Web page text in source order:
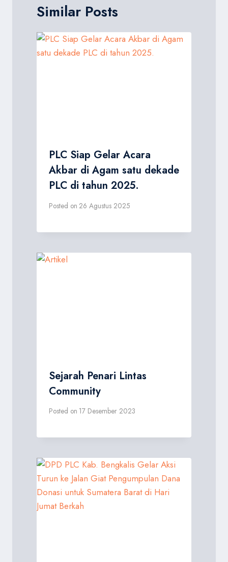
Similar Posts
PLC Siap Gelar Acara
Akbar di Agam satu dekade
PLC di tahun 2025.
Posted on 26 Agustus 2025
Sejarah Penari Lintas
Community
Posted on 17 Desember 2023